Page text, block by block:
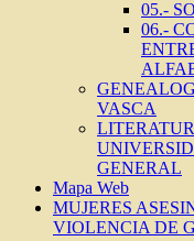
05.-
06.-
VASCA
GENERAL
Mapa Web
MUJERES
VIOLENCIA DE